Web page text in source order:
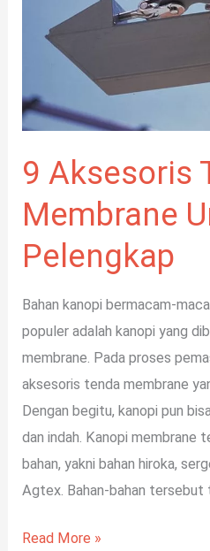
9 Aksesoris
Membrane
Pelengkap
Bahan kanopi bermacam-
populer adalah kanopi yang
membrane. Pada proses
aksesoris tenda membrane
Dengan begitu, kanopi pun
dan indah. Kanopi membrane
bahan, yakni bahan hiroka,
Agtex. Bahan-bahan tersebut
Pelengkap
Read More »